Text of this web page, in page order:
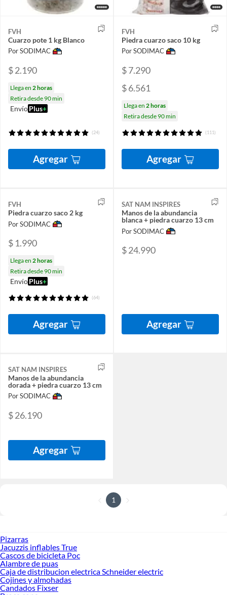
FVH
Cuarzo pote 1 kg Blanco
Por SODIMAC
$ 2.190
Llega en 2 horas
Retira desde 90 min
EnvíoPlus+
(24)
Agregar
FVH
Piedra cuarzo saco 10 kg
Por SODIMAC
$ 7.290
$ 6.561
Llega en 2 horas
Retira desde 90 min
(111)
Agregar
FVH
Piedra cuarzo saco 2 kg
Por SODIMAC
$ 1.990
Llega en 2 horas
Retira desde 90 min
EnvíoPlus+
(64)
Agregar
SAT NAM INSPIRES
Manos de la abundancia
blanca + piedra cuarzo 13 cm
Por SODIMAC
$ 24.990
Agregar
SAT NAM INSPIRES
Manos de la abundancia
dorada + piedra cuarzo 13 cm
Por SODIMAC
$ 26.190
Agregar
1
Pizarras
Jacuzzis inflables True
Cascos de bicicleta Poc
Alambre de puas
Caja de distribucion electrica Schneider electric
Cojines y almohadas
Candados Fixser